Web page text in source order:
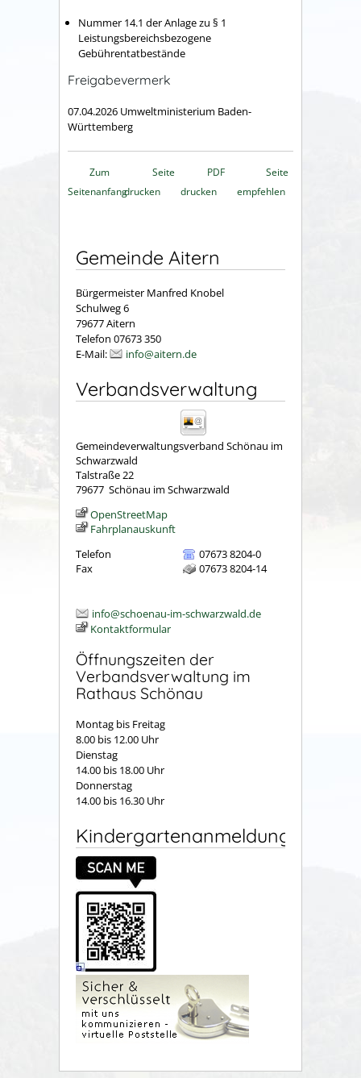
Nummer 14.1 der Anlage zu § 1
Leistungsbereichsbezogene
Gebührentatbestände
Freigabevermerk
07.04.2026 Umweltministerium Baden-
Württemberg
Zum
Seitenanfang
Seite
drucken
PDF
drucken
Seite
empfehlen
Gemeinde Aitern
Bürgermeister Manfred Knobel
Schulweg 6
79677 Aitern
Telefon 07673 350
E-Mail:
info@aitern.de
Verbandsverwaltung
Gemeindeverwaltungsverband Schönau im
Schwarzwald
Talstraße 22
79677 Schönau im Schwarzwald
OpenStreetMap
Fahrplanauskunft
Telefon
07673 8204-0
Fax
07673 8204-14
info@schoenau-im-schwarzwald.de
Kontaktformular
Öffnungszeiten der
Verbandsverwaltung im
Rathaus Schönau
Montag bis Freitag
8.00 bis 12.00 Uhr
Dienstag
14.00 bis 18.00 Uhr
Donnerstag
14.00 bis 16.30 Uhr
Kindergartenanmeldung